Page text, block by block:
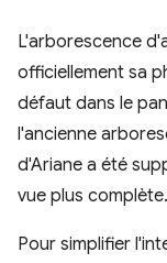
L'arborescence
officiellement sa
défaut dans le
l'ancienne
d'Ariane a été
vue plus complète.
Pour simplifier